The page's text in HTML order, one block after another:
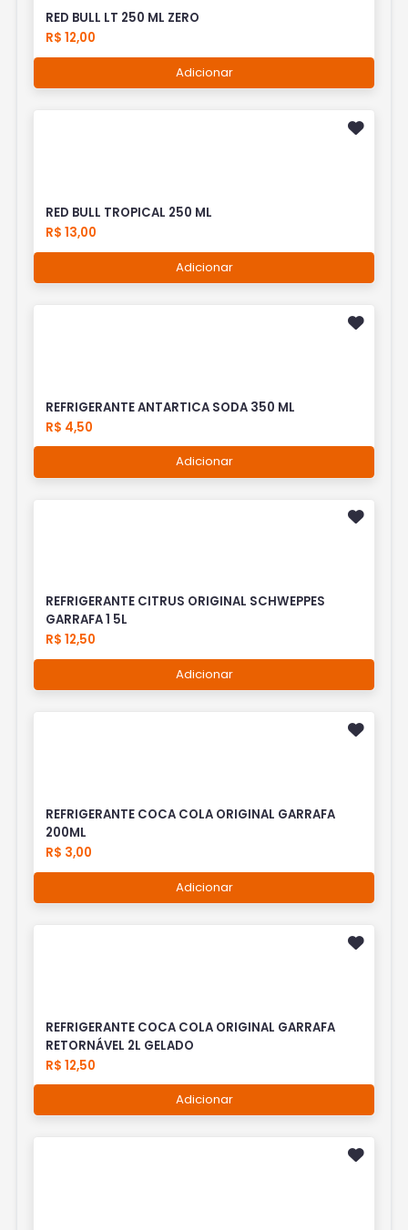
RED BULL LT 250 ML ZERO
R$ 12,00
Adicionar
RED BULL TROPICAL 250 ML
R$ 13,00
Adicionar
REFRIGERANTE ANTARTICA SODA 350 ML
R$ 4,50
Adicionar
REFRIGERANTE CITRUS ORIGINAL SCHWEPPES
GARRAFA 1 5L
R$ 12,50
Adicionar
REFRIGERANTE COCA COLA ORIGINAL GARRAFA
200ML
R$ 3,00
Adicionar
REFRIGERANTE COCA COLA ORIGINAL GARRAFA
RETORNÁVEL 2L GELADO
R$ 12,50
Adicionar